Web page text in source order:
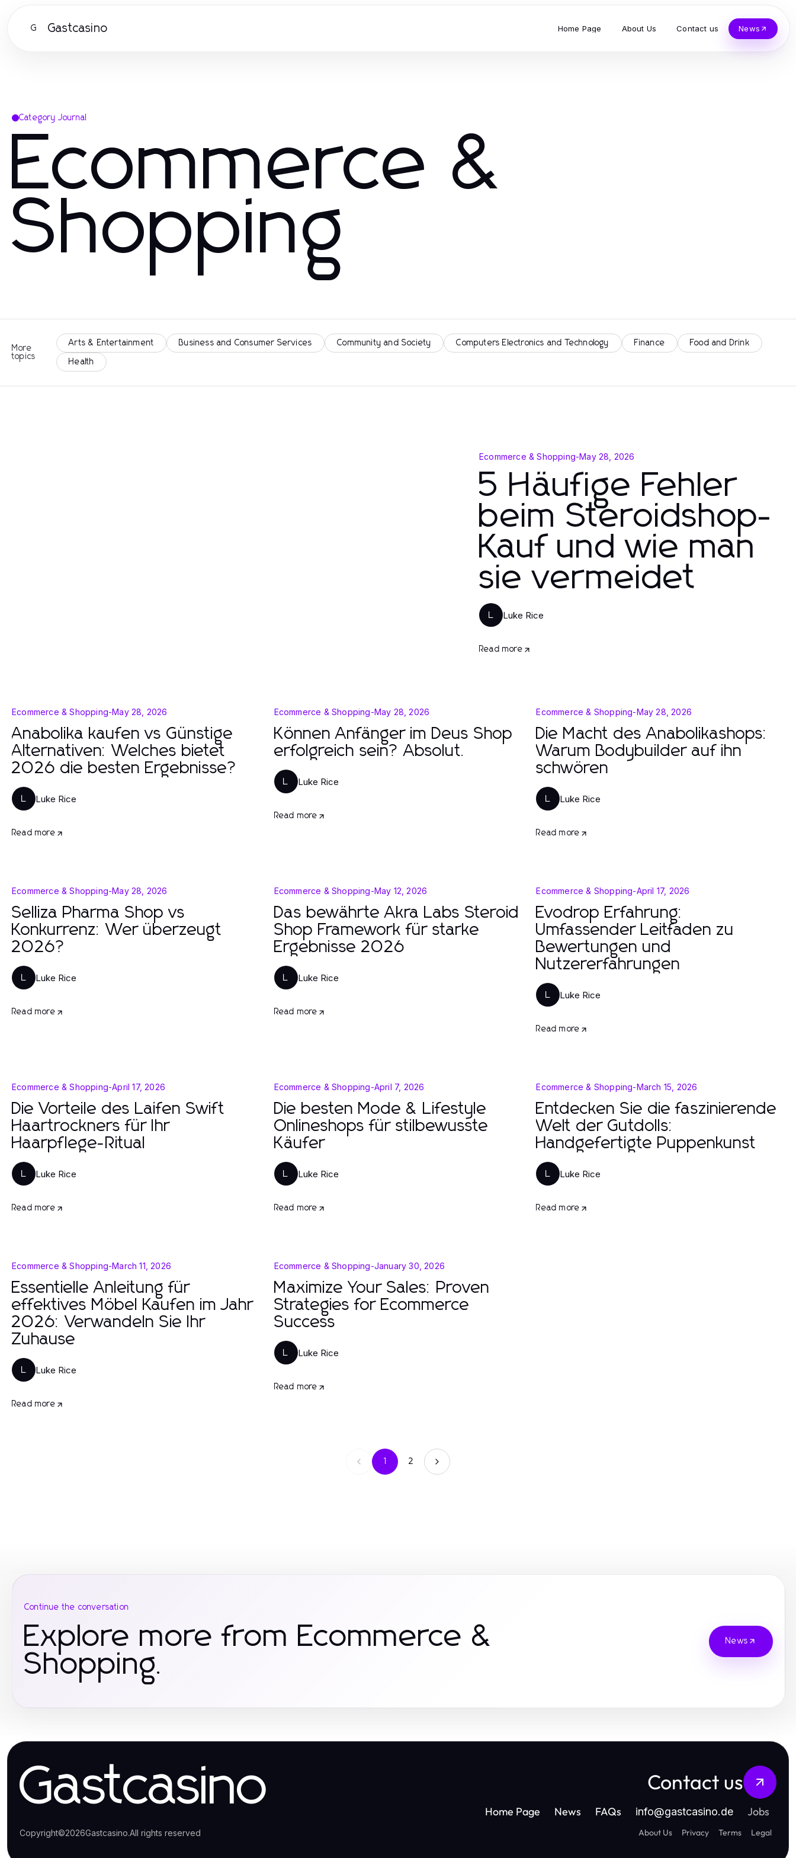
G Gastcasino Home Page About Us Contact us News
Category Journal
Ecommerce &
Shopping
More
topics
Arts & Entertainment Business and Consumer Services Community and Society Computers Electronics and Technology Finance Food and Drink
Health
Ecommerce & Shopping-May 28, 2026
5 Häufige Fehler
beim Steroidshop-
Kauf und wie man
sie vermeidet
L Luke Rice
Read more
Ecommerce & Shopping-May 28, 2026
Anabolika kaufen vs Günstige
Alternativen: Welches bietet
2026 die besten Ergebnisse?
L Luke Rice
Read more
Ecommerce & Shopping-May 28, 2026
Können Anfänger im Deus Shop
erfolgreich sein? Absolut.
L Luke Rice
Read more
Ecommerce & Shopping-May 28, 2026
Die Macht des Anabolikashops:
Warum Bodybuilder auf ihn
schwören
L Luke Rice
Read more
Ecommerce & Shopping-May 28, 2026
Selliza Pharma Shop vs
Konkurrenz: Wer überzeugt
2026?
L Luke Rice
Read more
Ecommerce & Shopping-May 12, 2026
Das bewährte Akra Labs Steroid
Shop Framework für starke
Ergebnisse 2026
L Luke Rice
Read more
Ecommerce & Shopping-April 17, 2026
Evodrop Erfahrung:
Umfassender Leitfaden zu
Bewertungen und
Nutzererfahrungen
L Luke Rice
Read more
Ecommerce & Shopping-April 17, 2026
Die Vorteile des Laifen Swift
Haartrockners für Ihr
Haarpflege-Ritual
L Luke Rice
Read more
Ecommerce & Shopping-April 7, 2026
Die besten Mode & Lifestyle
Onlineshops für stilbewusste
Käufer
L Luke Rice
Read more
Ecommerce & Shopping-March 15, 2026
Entdecken Sie die faszinierende
Welt der Gutdolls:
Handgefertigte Puppenkunst
L Luke Rice
Read more
Ecommerce & Shopping-March 11, 2026
Essentielle Anleitung für
effektives Möbel Kaufen im Jahr
2026: Verwandeln Sie Ihr
Zuhause
L Luke Rice
Read more
Ecommerce & Shopping-January 30, 2026
Maximize Your Sales: Proven
Strategies for Ecommerce
Success
L Luke Rice
Read more
1 2
Continue the conversation
Explore more from Ecommerce &
Shopping.
News
Gastcasino Contact us
Home Page News FAQs info@gastcasino.de Jobs
Copyright©2026Gastcasino.All rights reserved About Us Privacy Terms Legal